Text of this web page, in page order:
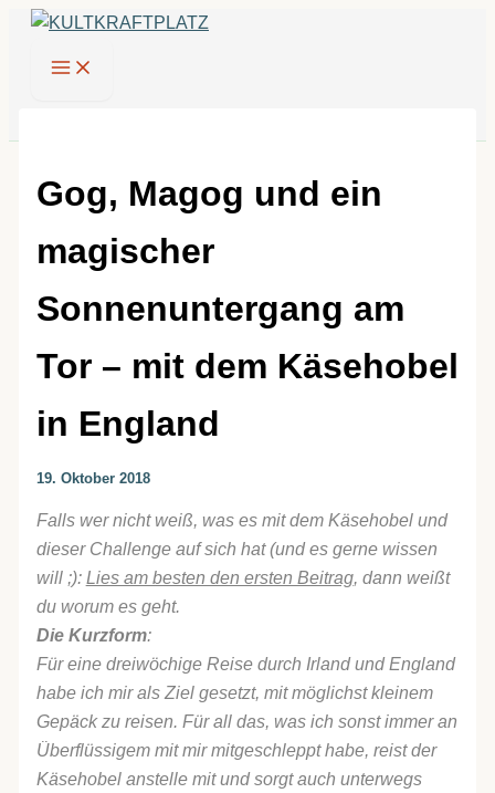
Zum
springen
Gog, Magog und ein
magischer
Sonnenuntergang am
Tor – mit dem Käsehobel
in England
19. Oktober 2018
Falls wer nicht weiß, was es mit dem Käsehobel und
dieser Challenge auf sich hat (und es gerne wissen
will ;): Lies am besten den ersten Beitrag, dann weißt
du worum es geht.
Die Kurzform:
Für eine dreiwöchige Reise durch Irland und England
habe ich mir als Ziel gesetzt, mit möglichst kleinem
Gepäck zu reisen. Für all das, was ich sonst immer an
Überflüssigem mit mir mitgeschleppt habe, reist der
Käsehobel anstelle mit und sorgt auch unterwegs